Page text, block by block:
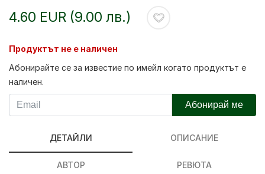
4.60 EUR (9.00 лв.)
Продуктът не е наличен
Абонирайте се за известие по имейл когато продуктът е
наличен.
Абонирай ме
ДЕТАЙЛИ ОПИСАНИЕ
АВТОР РЕВЮТА